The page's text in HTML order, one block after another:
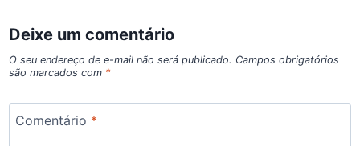
Deixe um comentário
O seu endereço de e-mail não será publicado. Campos obrigatórios
são marcados com *
Comentário *